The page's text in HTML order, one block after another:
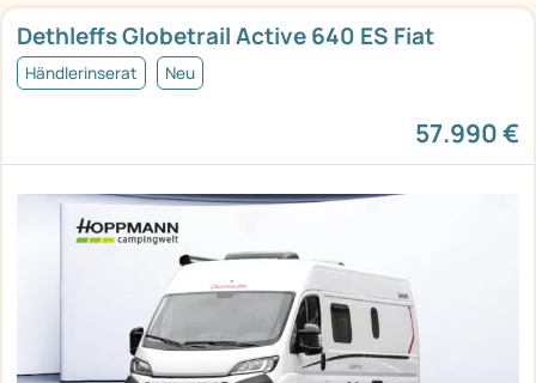
Dethleffs Globetrail Active 640 ES Fiat
Händlerinserat Neu
57.990 €